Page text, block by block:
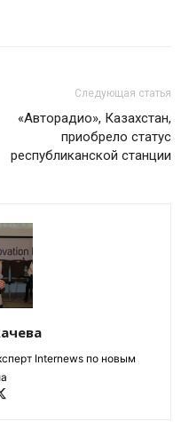
Следующая статья
«Авторадио», Казахстан,
приобрело статус
республиканской станции
Internews по новым